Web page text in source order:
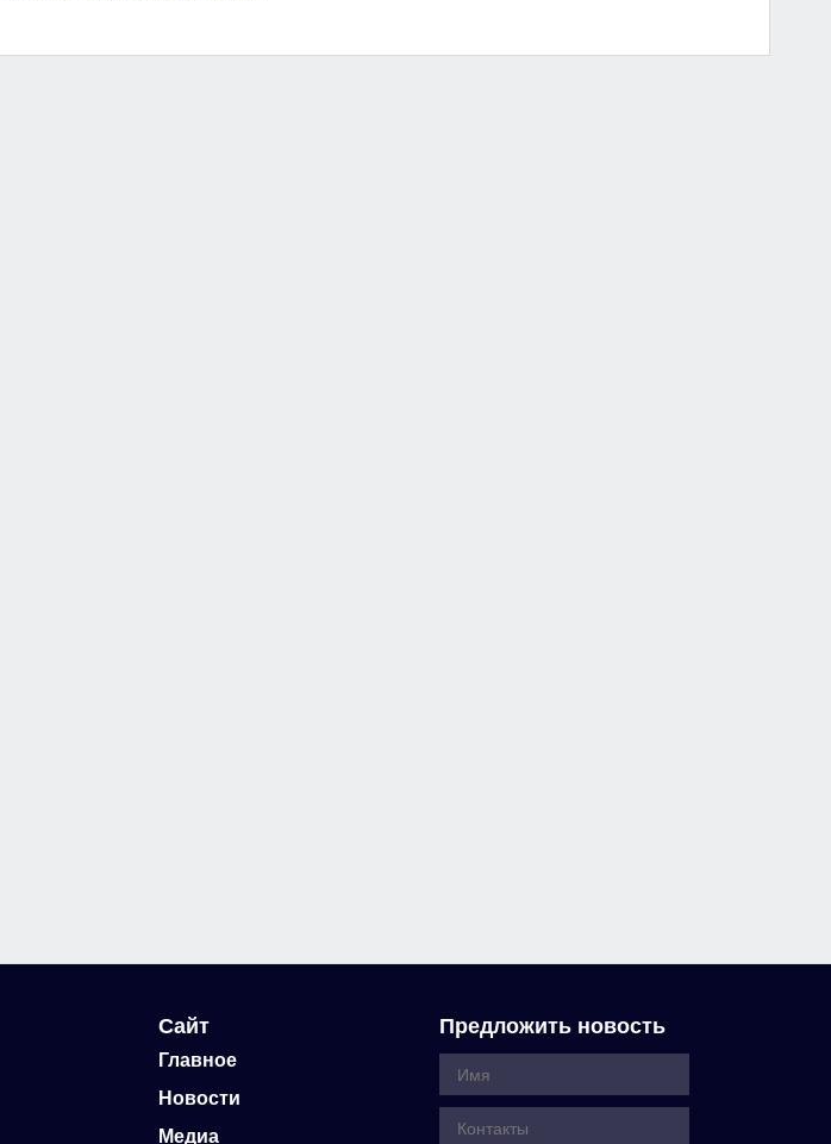
Сайт
Главное
Новости
Медиа
Предложить новость